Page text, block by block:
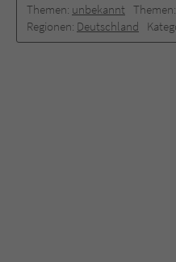
Themen: unbekannt Themen:
Regionen: Deutschland